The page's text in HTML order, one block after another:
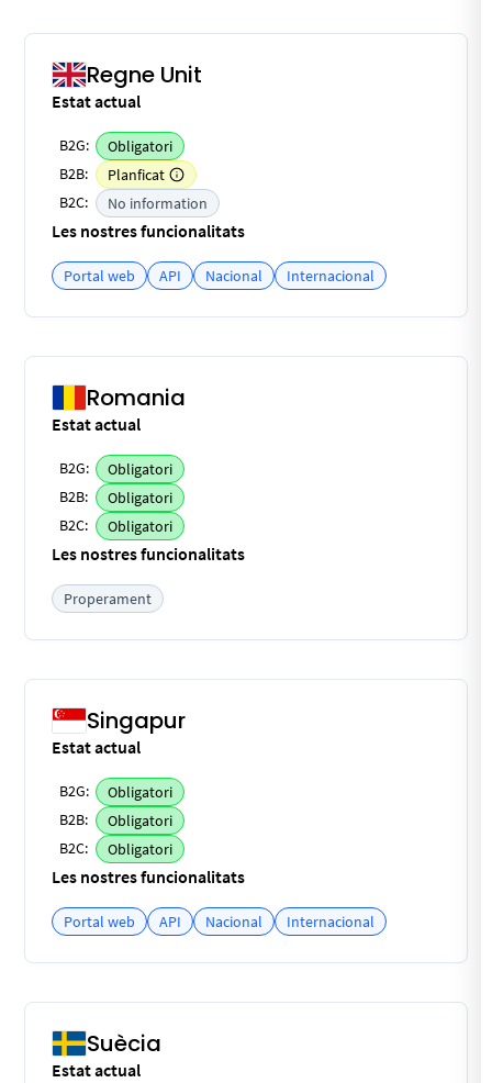
Regne Unit
Estat actual
B2G:
Obligatori
B2B:
Planficat
B2C:
No information
Les nostres funcionalitats
Portal web API Nacional Internacional
Romania
Estat actual
B2G:
Obligatori
B2B:
Obligatori
B2C:
Obligatori
Les nostres funcionalitats
Properament
Singapur
Estat actual
B2G:
Obligatori
B2B:
Obligatori
B2C:
Obligatori
Les nostres funcionalitats
Portal web API Nacional Internacional
Suècia
Estat actual